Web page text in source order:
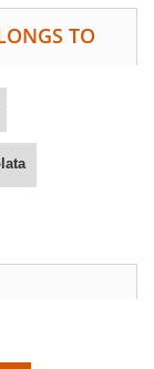
TO